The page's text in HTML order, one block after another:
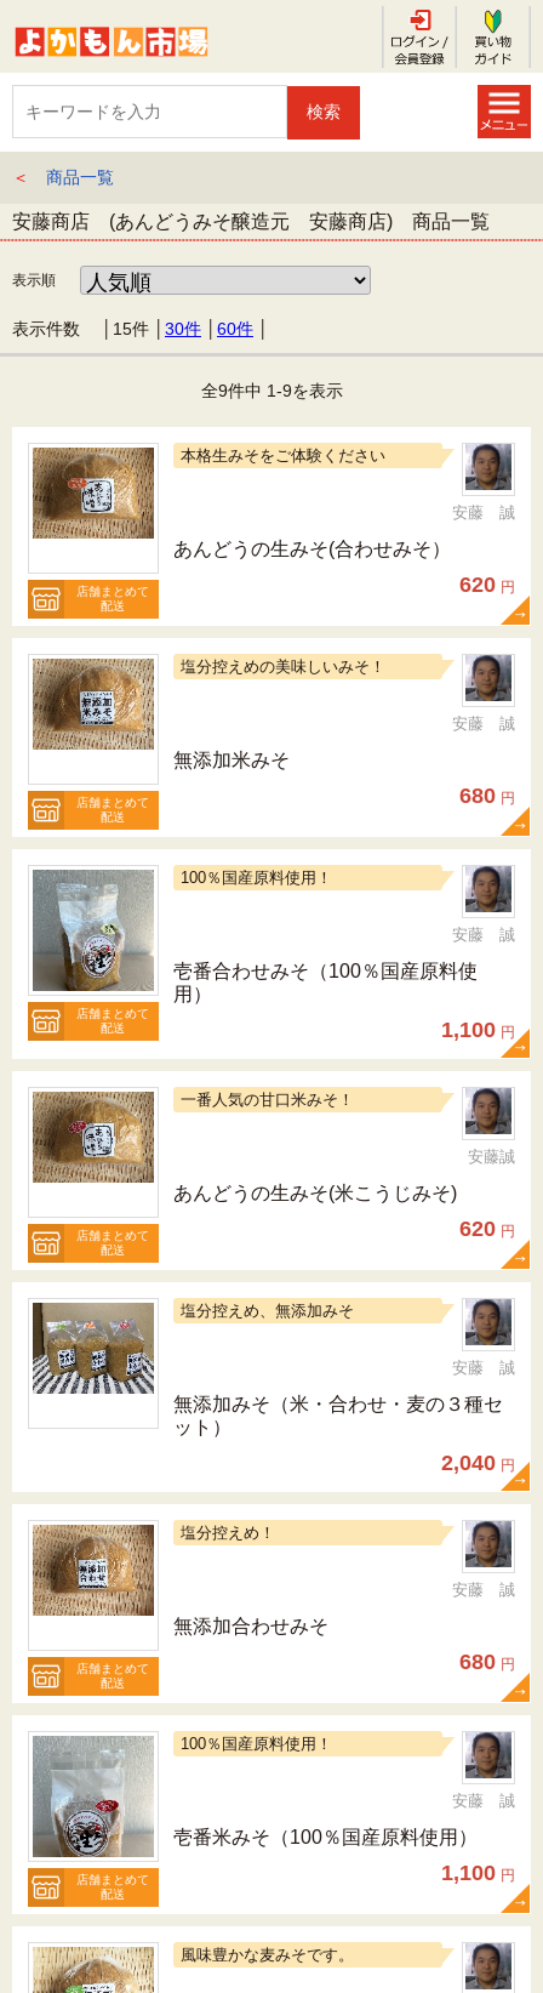
＜ 商品一覧
安藤商店 (あんどうみそ醸造元 安藤商店) 商品一覧
表示順
表示件数 │ 15件 30件 60件
全9件中 1-9を表示
店舗まとめて
配送
本格生みそをご体験ください
安藤 誠
あんどうの生みそ(合わせみそ）
620 円
店舗まとめて
配送
塩分控えめの美味しいみそ！
安藤 誠
無添加米みそ
680 円
店舗まとめて
配送
100％国産原料使用！
安藤 誠
壱番合わせみそ（100％国産原料使
用）
1,100 円
店舗まとめて
配送
一番人気の甘口米みそ！
安藤誠
あんどうの生みそ(米こうじみそ)
620 円
塩分控えめ、無添加みそ
安藤 誠
無添加みそ（米・合わせ・麦の３種セ
ット）
2,040 円
店舗まとめて
配送
塩分控えめ！
安藤 誠
無添加合わせみそ
680 円
店舗まとめて
配送
100％国産原料使用！
安藤 誠
壱番米みそ（100％国産原料使用）
1,100 円
風味豊かな麦みそです。